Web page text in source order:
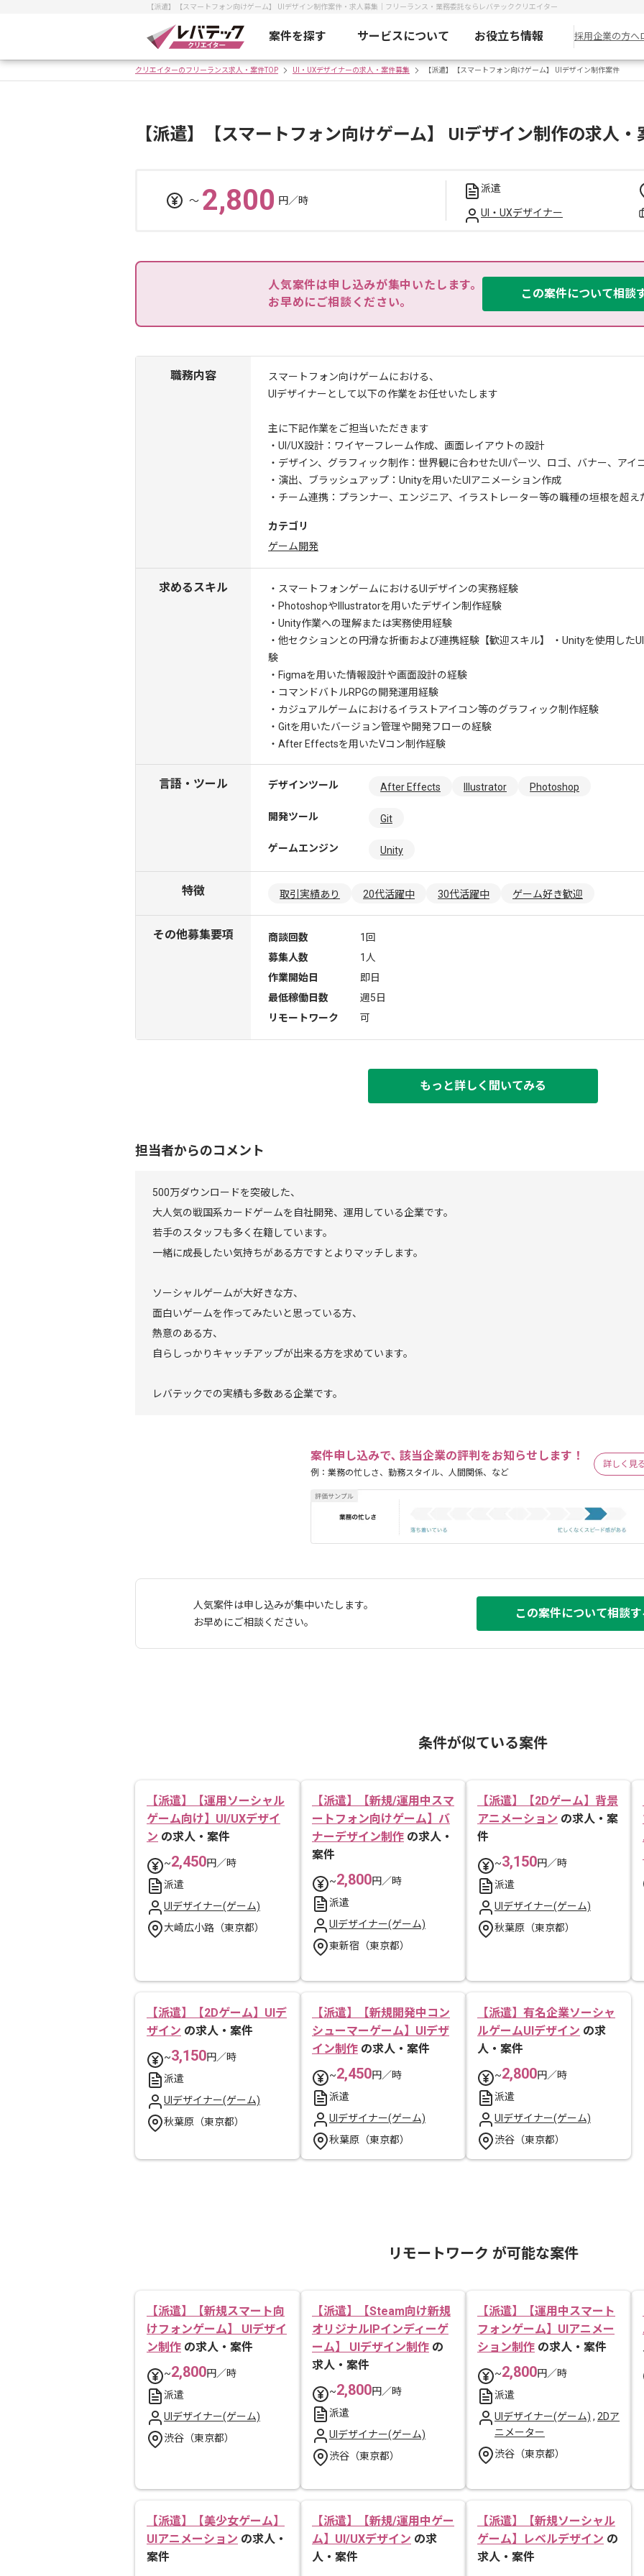
【派遣】【スマートフォン向けゲーム】 UIデザイン制作案件・求人募集｜フリーランス・業務委託ならレバテッククリエイター
案件を探す サービスについて お役立ち情報 採用企業の方へ
クリエイターのフリーランス求人・案件TOP UI・UXデザイナーの求人・案件募集 【派遣】【スマートフォン向けゲーム】 UIデザイン制作案件
【派遣】【スマートフォン向けゲーム】 UIデザイン制作の求人・
〜 2,800 円／時
派遣
UI・UXデザイナー
人気案件は申し込みが集中いたします。
お早めにご相談ください。
この案件について相談
職務内容
スマートフォン向けゲームにおける、
UIデザイナーとして以下の作業をお任せいたします
主に下記作業をご担当いただきます
・UI/UX設計：ワイヤーフレーム作成、画面レイアウトの設計
・デザイン、グラフィック制作：世界観に合わせたUIパーツ、ロゴ、バナー、アイ
・演出、ブラッシュアップ：Unityを用いたUIアニメーション作成
・チーム連携：プランナー、エンジニア、イラストレーター等の職種の垣根を超
カテゴリ
ゲーム開発
求めるスキル
・スマートフォンゲームにおけるUIデザインの実務経験
・PhotoshopやIllustratorを用いたデザイン制作経験
・Unity作業への理解または実務使用経験
・他セクションとの円滑な折衝および連携経験 【歓迎スキル】 ・Unityを使用した
験
・Figmaを用いた情報設計や画面設計の経験
・コマンドバトルRPGの開発運用経験
・カジュアルゲームにおけるイラストアイコン等のグラフィック制作経験
・Gitを用いたバージョン管理や開発フローの経験
・After Effectsを用いたVコン制作経験
言語・ツール デザインツール After Effects Illustrator Photoshop
開発ツール Git
ゲームエンジン Unity
特徴 取引実績あり 20代活躍中 30代活躍中 ゲーム好き歓迎
その他募集要項 商談回数
1回
募集人数
1人
作業開始日
即日
最低稼働日数
週5日
リモートワーク
可
もっと詳しく聞いてみる
担当者からのコメント
500万ダウンロードを突破した、
大人気の戦国系カードゲームを自社開発、運用している企業です。
若手のスタッフも多く在籍しています。
一緒に成長したい気持ちがある方ですとよりマッチします。
ソーシャルゲームが大好きな方、
面白いゲームを作ってみたいと思っている方、
熱意のある方、
自らしっかりキャッチアップが出来る方を求めています。
レバテックでの実績も多数ある企業です。
案件申し込みで､ 該当企業の評判をお知らせします！
例：業務の忙しさ、勤務スタイル、人間関係、など
詳しく見
人気案件は申し込みが集中いたします。
お早めにご相談ください。
この案件について相談
条件が似ている案件
【派遣】【運用ソーシャル
ゲーム向け】UI/UXデザイ
ン の求人・案件
~2,450円／時
派遣
UIデザイナー(ゲーム)
大崎広小路（東京都）
【派遣】【新規/運用中スマ
ートフォン向けゲーム】バ
ナーデザイン制作 の求人・
案件
~2,800円／時
派遣
UIデザイナー(ゲーム)
東新宿（東京都）
【派遣】【2Dゲーム】背景
アニメーション の求人・案
件
~3,150円／時
派遣
UIデザイナー(ゲーム)
秋葉原（東京都）
【派遣】【2Dゲーム】UIデ
ザイン の求人・案件
~3,150円／時
派遣
UIデザイナー(ゲーム)
秋葉原（東京都）
【派遣】【新規開発中コン
シューマーゲーム】UIデザ
イン制作 の求人・案件
~2,450円／時
派遣
UIデザイナー(ゲーム)
秋葉原（東京都）
【派遣】有名企業ソーシャ
ルゲームUIデザイン の求
人・案件
~2,800円／時
派遣
UIデザイナー(ゲーム)
渋谷（東京都）
リモートワーク が可能な案件
【派遣】【新規スマート向
けフォンゲーム】 UIデザイ
ン制作 の求人・案件
~2,800円／時
派遣
UIデザイナー(ゲーム)
渋谷（東京都）
【派遣】【Steam向け新規
オリジナルIPインディーゲ
ーム】 UIデザイン制作 の
求人・案件
~2,800円／時
派遣
UIデザイナー(ゲーム)
渋谷（東京都）
【派遣】【運用中スマート
フォンゲーム】UIアニメー
ション制作 の求人・案件
~2,800円／時
派遣
UIデザイナー(ゲーム) , 2Dア
ニメーター
渋谷（東京都）
【派遣】【美少女ゲーム】
UIアニメーション の求人・
案件
【派遣】【新規/運用中ゲー
ム】UI/UXデザイン の求
人・案件
【派遣】【新規ソーシャル
ゲーム】レベルデザイン の
求人・案件